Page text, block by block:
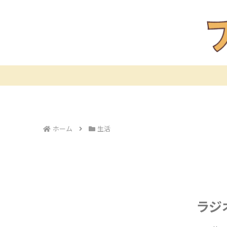
ホーム 生活
ラ